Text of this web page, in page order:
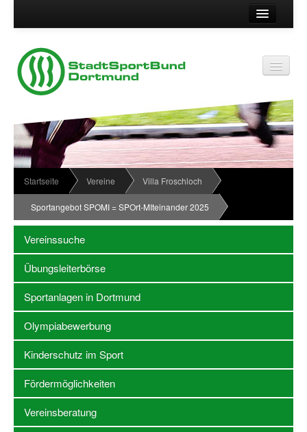
Suche
Vereinsservice
Vereinskennziffer
Passwort
Kontakt
Impressum
Datenschutz
Wir über uns
Organisationsstruktur
News
Termine
Sportabzeichen
Downloadbereich
Newsletter Anmeldung
Stellenangebote SSB Dortmund
Vereine
Vereinssuche
Übungsleiterbörse
Startseite Vereine Villa Froschloch
Sportangebot SPOMI = SPOrt-MIteinander 2025
Vereinssuche
Übungsleiterbörse
Sportanlagen in Dortmund
Olympiabewerbung
Kinderschutz im Sport
Fördermöglichkeiten
Vereinsberatung